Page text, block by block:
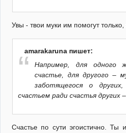
Увы - твои муки им помогут
amarakaruna пишет:
Например, для одного
счастье, для другого –
заботящегося о
счастьем ради счастья других
Счастье по сути эгоистично. Ты